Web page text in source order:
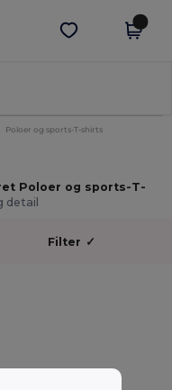
Hent app
Poloer og sports-T-shirts
Poloer og sports-T-
detail
Filter ✓